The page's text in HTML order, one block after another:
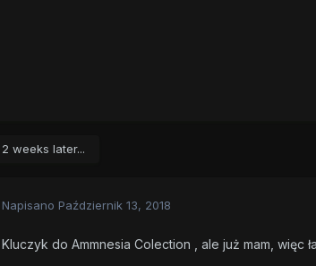
2 weeks later...
Napisano Październik 13, 2018
Kluczyk do Ammnesia Colection , ale już mam, więc